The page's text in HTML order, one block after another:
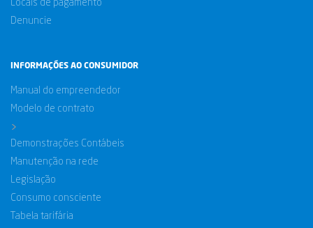
Locais de pagamento
Denuncie
INFORMAÇÕES AO CONSUMIDOR
Manual do empreendedor
Modelo de contrato
>
Demonstrações Contábeis
Manutenção na rede
Legislação
Consumo consciente
Tabela tarifária